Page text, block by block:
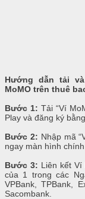
Hướng dẫn tải
MoMO trên thuê
Bước 1: Tải “Ví
Play và đăng ký
Bước 2: Nhập mã
ngay màn hình
Bước 3: Liên kết Ví
của 1 trong các
VPBank, TPBank,
Sacombank.